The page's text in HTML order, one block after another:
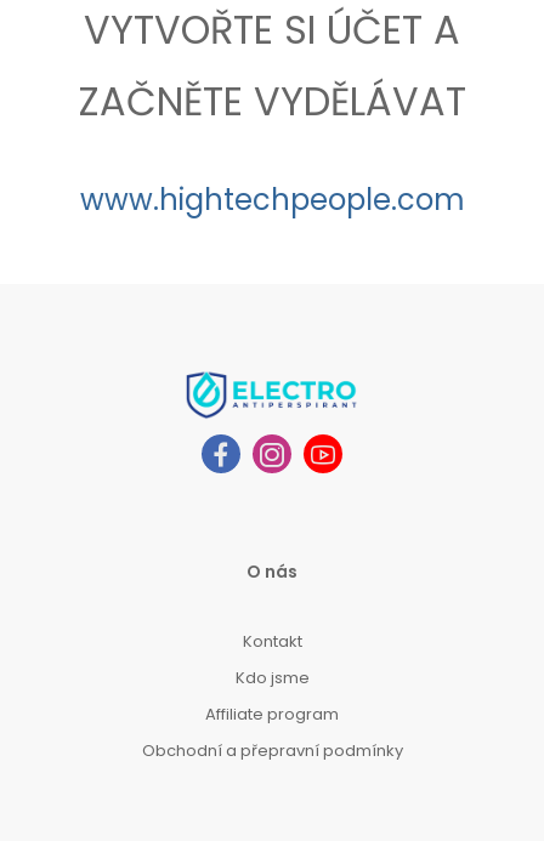
VYTVOŘTE SI ÚČET A
ZAČNĚTE VYDĚLÁVAT
www.hightechpeople.com
O nás
Kontakt
Kdo jsme
Affiliate program
Obchodní a přepravní podmínky